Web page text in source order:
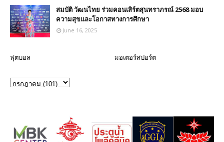
สมบัติ วัฒนไทย ร่วมคอนเสิร์ตสุนทราภรณ์ 2568 มอบ
ความสุขและโอกาสทางการศึกษา
June 16, 2025
ฟุตบอล มอเตอร์สปอร์ต